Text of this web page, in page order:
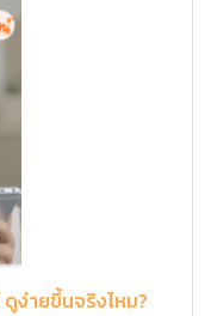
ดูง่ายขึ้นจริงไหม?